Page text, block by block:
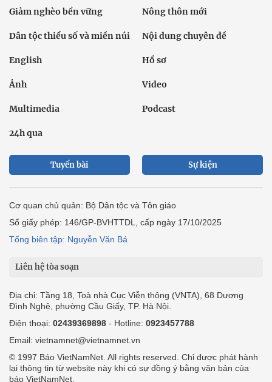
Giảm nghèo bền vững Nông thôn mới
Dân tộc thiểu số và miền núi Nội dung chuyên đề
English Hồ sơ
Ảnh Video
Multimedia Podcast
24h qua
Tuyến bài Sự kiện
Cơ quan chủ quản: Bộ Dân tộc và Tôn giáo
Số giấy phép: 146/GP-BVHTTDL, cấp ngày 17/10/2025
Tổng biên tập: Nguyễn Văn Bá
Liên hệ tòa soạn
Địa chỉ: Tầng 18, Toà nhà Cục Viễn thông (VNTA), 68 Dương
Đình Nghệ, phường Cầu Giấy, TP. Hà Nội.
Điện thoại: 02439369898 - Hotline: 0923457788
Email: vietnamnet@vietnamnet.vn
© 1997 Báo VietNamNet. All rights reserved. Chỉ được phát hành
lại thông tin từ website này khi có sự đồng ý bằng văn bản của
báo VietNamNet.